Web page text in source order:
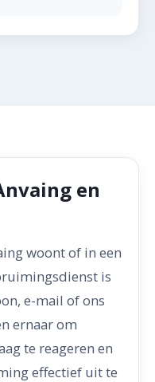
en
woont of in een
is
e-mail of ons
ernaar om
te reageren en
effectief uit te